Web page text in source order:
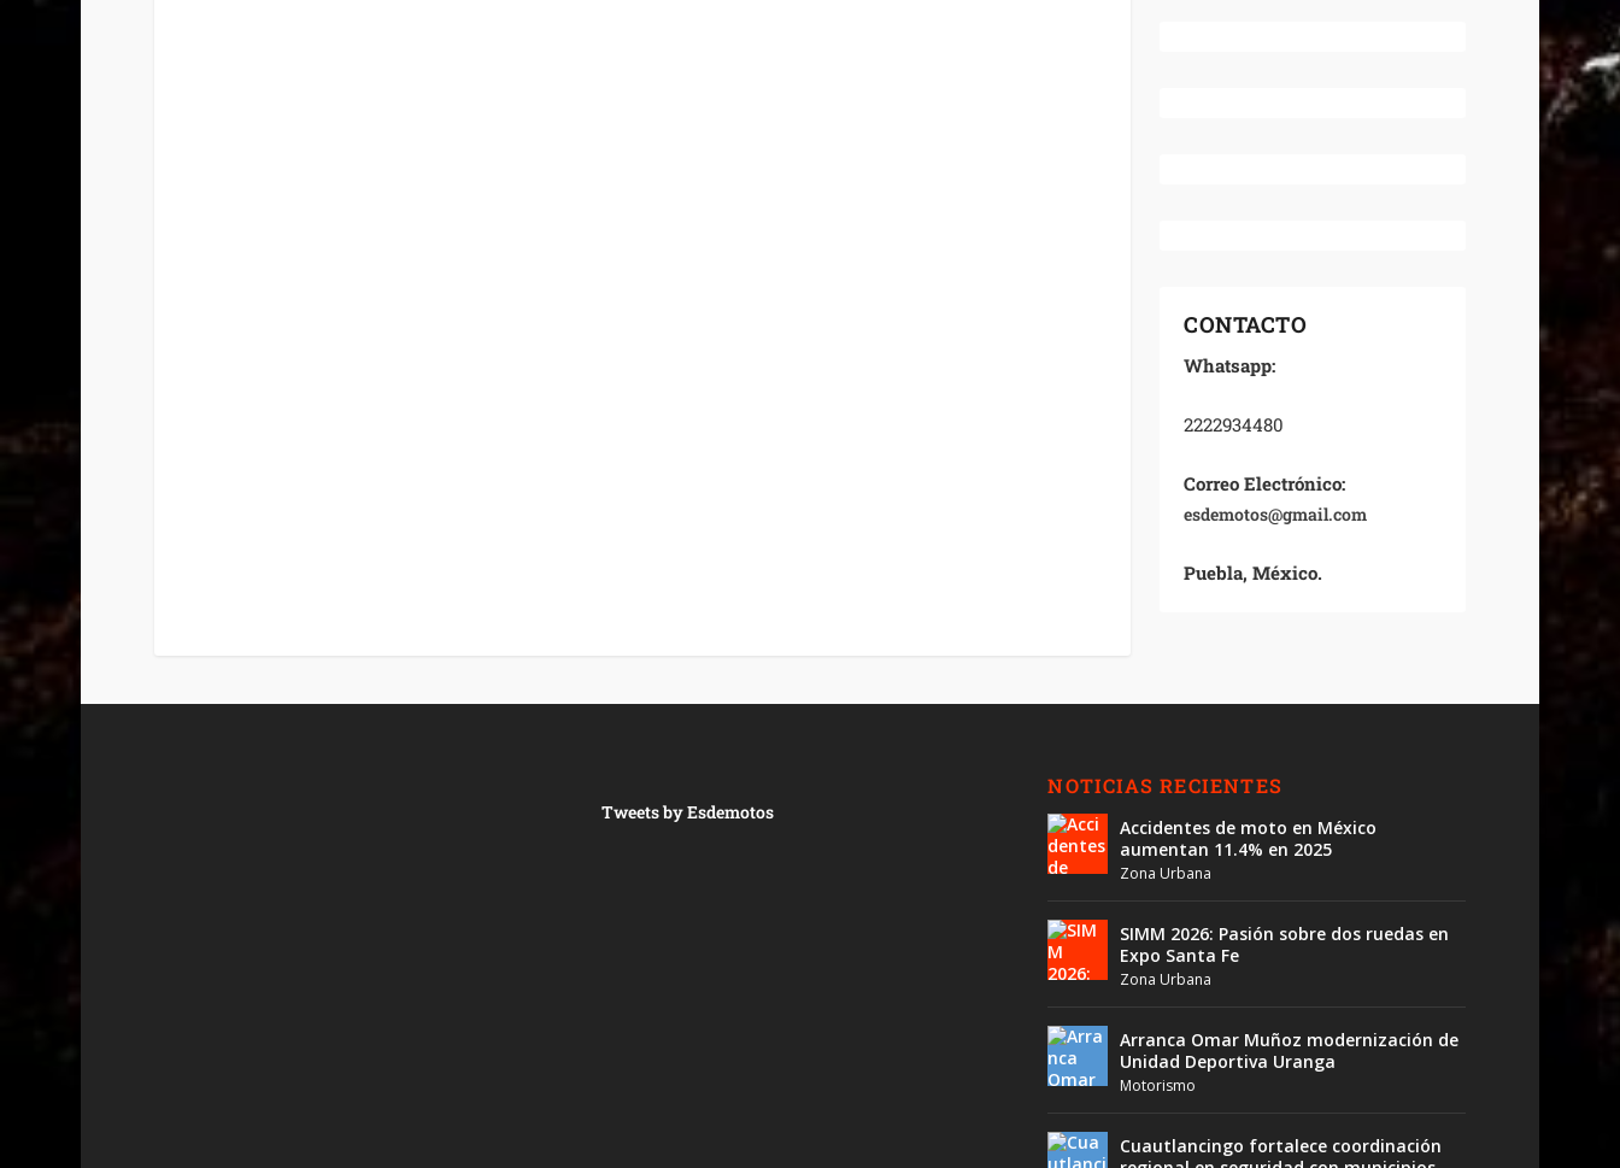
CONTACTO
Whatsapp:
2222934480
Correo Electrónico:
esdemotos@gmail.com
Puebla, México.
Tweets by Esdemotos
NOTICIAS RECIENTES
Accidentes de moto en México
aumentan 11.4% en 2025
Zona Urbana
SIMM 2026: Pasión sobre dos ruedas en
Expo Santa Fe
Zona Urbana
Arranca Omar Muñoz modernización de
Unidad Deportiva Uranga
Motorismo
Cuautlancingo fortalece coordinación